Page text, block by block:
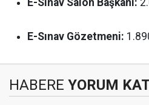
E-Sınav Salon Başkanı:
E-Sınav Gözetmeni:
HABERE YORUM